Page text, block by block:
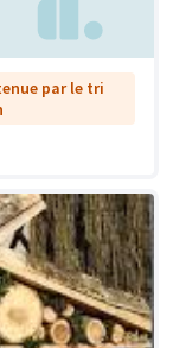
par le tri